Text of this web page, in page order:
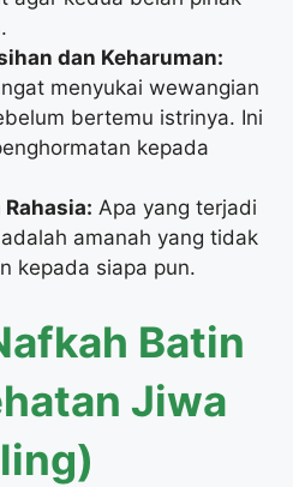
dan Keharuman:
bertemu istrinya. Ini
kepada
Apa yang terjadi
amanah yang tidak
kepada siapa pun.
Batin
Jiwa